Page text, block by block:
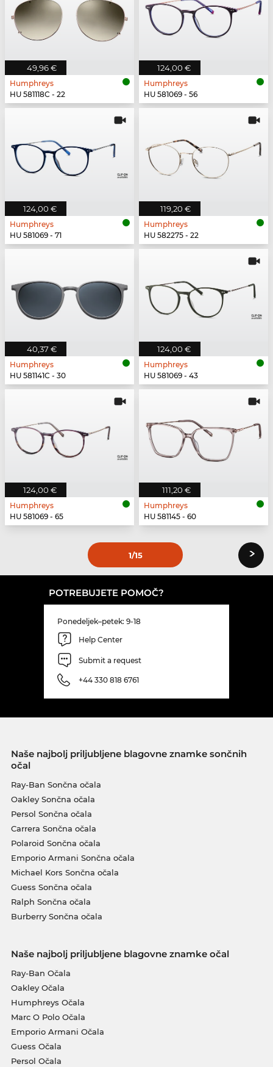
49,96 €
Humphreys
HU 581118C - 22
124,00 €
Humphreys
HU 581069 - 56
124,00 €
Humphreys
HU 581069 - 71
119,20 €
Humphreys
HU 582275 - 22
40,37 €
Humphreys
HU 581141C - 30
124,00 €
Humphreys
HU 581069 - 43
124,00 €
Humphreys
HU 581069 - 65
111,20 €
Humphreys
HU 581145 - 60
1/15 ›
POTREBUJETE POMOČ?
Ponedeljek–petek: 9-18
Help Center
Submit a request
+44 330 818 6761
Naše najbolj priljubljene blagovne znamke sončnih
očal
Ray-Ban Sončna očala
Oakley Sončna očala
Persol Sončna očala
Carrera Sončna očala
Polaroid Sončna očala
Emporio Armani Sončna očala
Michael Kors Sončna očala
Guess Sončna očala
Ralph Sončna očala
Burberry Sončna očala
Naše najbolj priljubljene blagovne znamke očal
Ray-Ban Očala
Oakley Očala
Humphreys Očala
Marc O Polo Očala
Emporio Armani Očala
Guess Očala
Persol Očala